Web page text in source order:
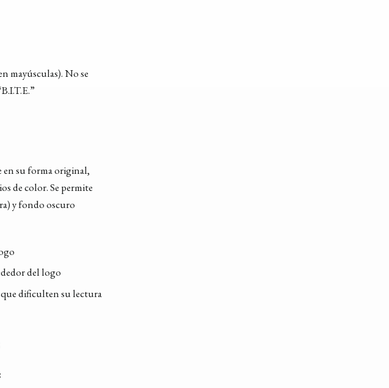
mayúsculas). No se
en su forma original,
de color. Se permite
y fondo oscuro
del logo
dificulten su lectura